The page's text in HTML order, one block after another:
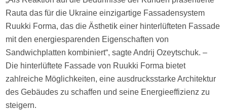
Rauta das für die Ukraine einzigartige Fassadensystem
Ruukki Forma, das die Ästhetik einer hinterlüfteten Fassade
mit den energiesparenden Eigenschaften von
Sandwichplatten kombiniert“, sagte Andrij Ozeytschuk. –
Die hinterlüftete Fassade von Ruukki Forma bietet
zahlreiche Möglichkeiten, eine ausdrucksstarke Architektur
des Gebäudes zu schaffen und seine Energieeffizienz zu
steigern.